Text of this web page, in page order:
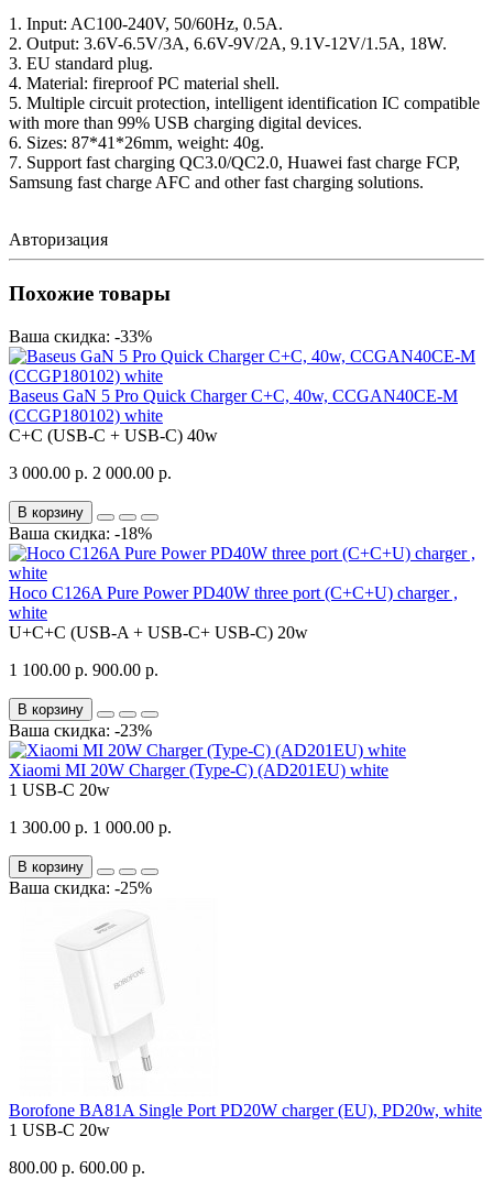
1. Input: AC100-240V, 50/60Hz, 0.5A.
2. Output: 3.6V-6.5V/3A, 6.6V-9V/2A, 9.1V-12V/1.5A, 18W.
3. EU standard plug.
4. Material: fireproof PC material shell.
5. Multiple circuit protection, intelligent identification IC compatible
with more than 99% USB charging digital devices.
6. Sizes: 87*41*26mm, weight: 40g.
7. Support fast charging QC3.0/QC2.0, Huawei fast charge FCP,
Samsung fast charge AFC and other fast charging solutions.
Авторизация
Похожие товары
Ваша скидка: -33%
Baseus GaN 5 Pro Quick Charger C+C, 40w, CCGAN40CE-M
(CCGP180102) white
С+C (USB-С + USB-C) 40w
3 000.00 р. 2 000.00 р.
В корзину
Ваша скидка: -18%
Hoco C126A Pure Power PD40W three port (C+C+U) charger ,
white
U+C+C (USB-A + USB-C+ USB-C) 20w
1 100.00 р. 900.00 р.
В корзину
Ваша скидка: -23%
Xiaomi MI 20W Charger (Type-C) (AD201EU) white
1 USB-C 20w
1 300.00 р. 1 000.00 р.
В корзину
Ваша скидка: -25%
Borofone BA81A Single Port PD20W charger (EU), PD20w, white
1 USB-C 20w
800.00 р. 600.00 р.